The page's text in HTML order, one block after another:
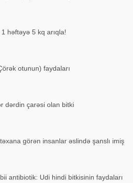
həftəyə 5 kq arıqla!
otunun) faydaları
dərdin çarəsi olan bitki
görən insanlar əslində şanslı imiş
antibiotik: Udi hindi bitkisinin faydaları